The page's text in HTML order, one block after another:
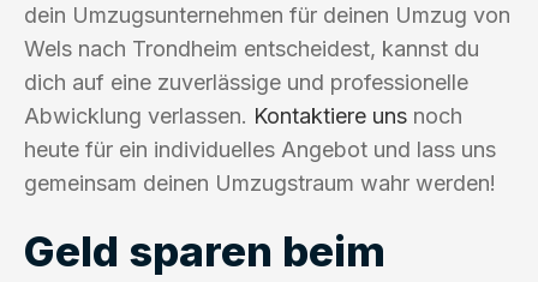
dein Umzugsunternehmen für deinen Umzug von
Wels nach Trondheim entscheidest, kannst du
dich auf eine zuverlässige und professionelle
Abwicklung verlassen. Kontaktiere uns noch
heute für ein individuelles Angebot und lass uns
gemeinsam deinen Umzugstraum wahr werden!
Geld sparen beim